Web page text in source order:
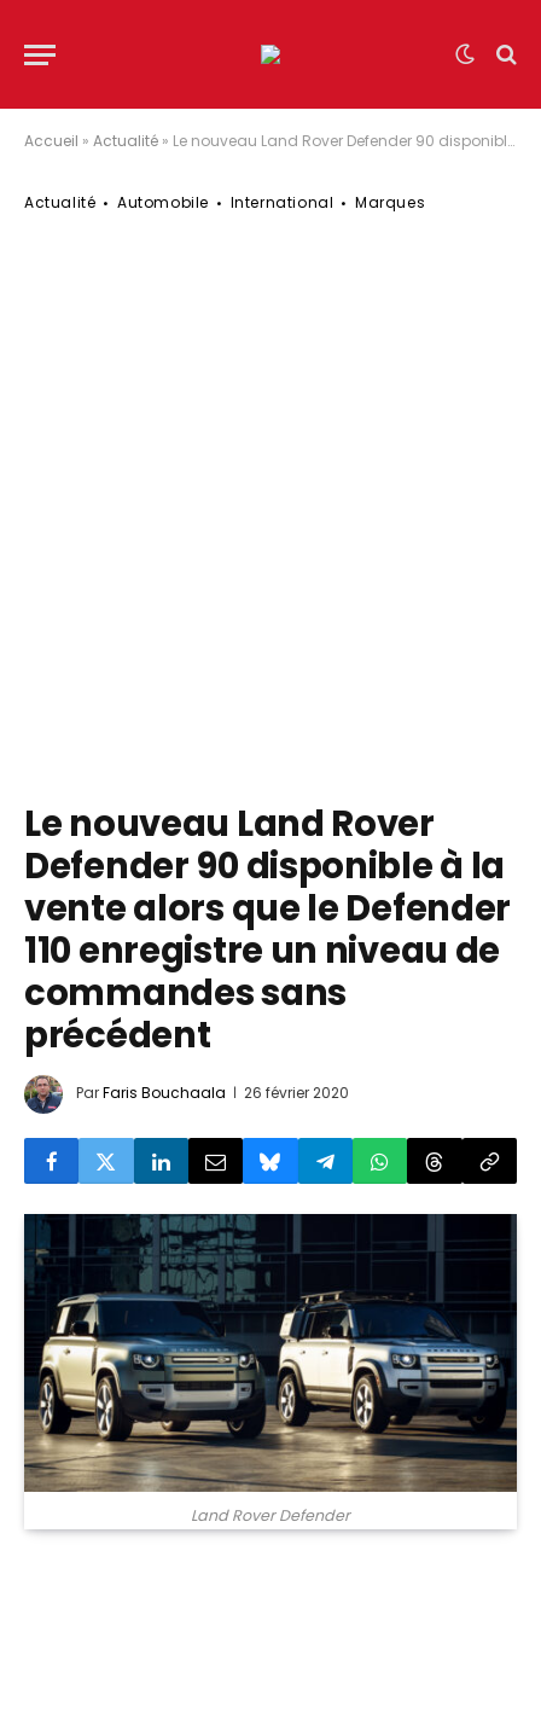
Accueil » Actualité » Le nouveau Land Rover Defender 90 disponible à la vente alors que le Defender 110 enregistre un niveau de commandes sans précédent
Actualité Automobile International Marques
Le nouveau Land Rover
Defender 90 disponible à la
vente alors que le Defender
110 enregistre un niveau de
commandes sans
précédent
ParFaris Bouchaala 26 février 2020
Land Rover Defender